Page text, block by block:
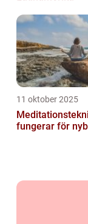
11 oktober 2025
fungerar för